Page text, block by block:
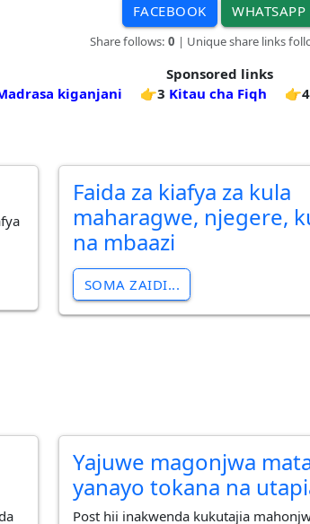
FACEBOOK WHATSAPP
Share follows: 0 | Unique share links
Sponsored links
kiganjani 👉3 Kitau cha Fiqh 👉4
Faida za kiafya za kula
maharagwe, njegere,
na mbaazi
SOMA ZAIDI...
Yajuwe magonjwa
yanayo tokana na
Post hii inakwenda kukutajia